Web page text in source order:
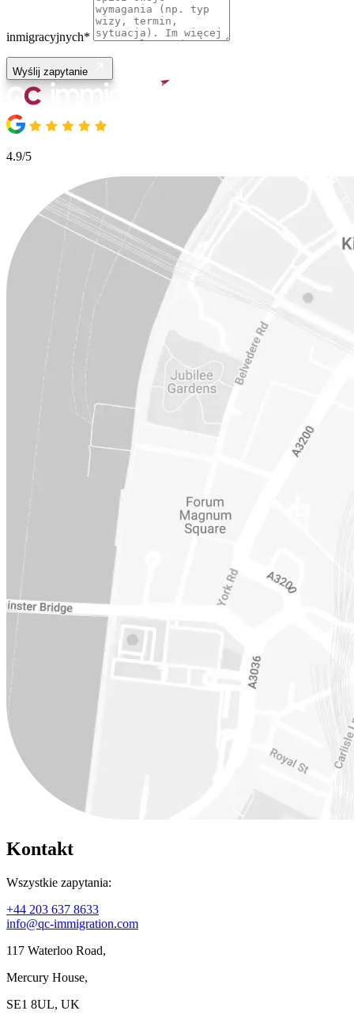
inmigracyjnych*
Wyślij zapytanie
4.9/5
Kontakt
Wszystkie zapytania:
+44 203 637 8633
info@qc-immigration.com
117 Waterloo Road,
Mercury House,
SE1 8UL, UK